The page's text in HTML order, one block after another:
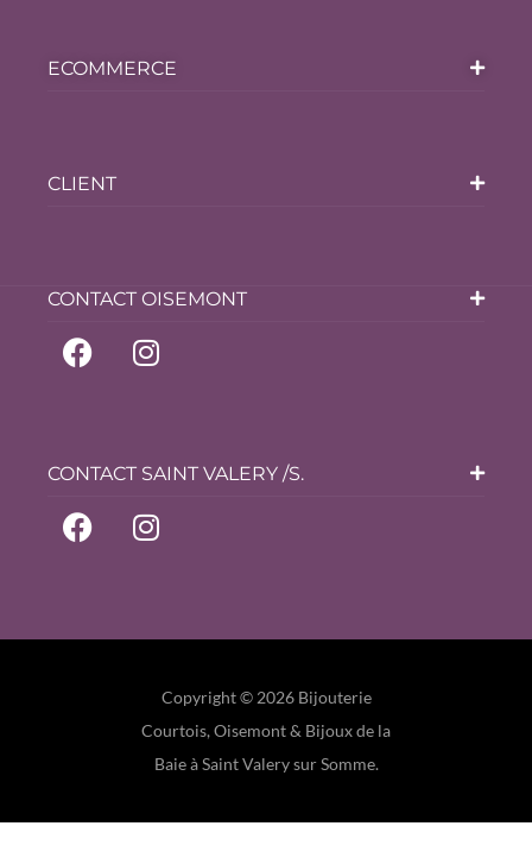
ECOMMERCE
CLIENT
CONTACT OISEMONT
CONTACT SAINT VALERY /S.
Copyright © 2026 Bijouterie
Courtois, Oisemont & Bijoux de la
Baie à Saint Valery sur Somme.